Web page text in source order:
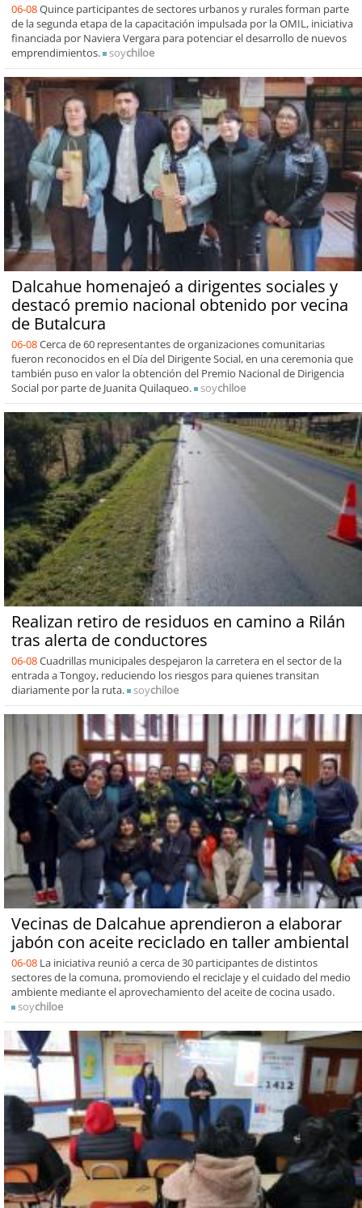
06-08Quince participantes de sectores urbanos y rurales forman parte
de la segunda etapa de la capacitación impulsada por la OMIL, iniciativa
financiada por Naviera Vergara para potenciar el desarrollo de nuevos
emprendimientos.
soychiloe
Dalcahue homenajeó a dirigentes sociales y
destacó premio nacional obtenido por vecina
de Butalcura
06-08Cerca de 60 representantes de organizaciones comunitarias
fueron reconocidos en el Día del Dirigente Social, en una ceremonia que
también puso en valor la obtención del Premio Nacional de Dirigencia
Social por parte de Juanita Quilaqueo.
soychiloe
Realizan retiro de residuos en camino a Rilán
tras alerta de conductores
06-08Cuadrillas municipales despejaron la carretera en el sector de la
entrada a Tongoy, reduciendo los riesgos para quienes transitan
diariamente por la ruta.
soychiloe
Vecinas de Dalcahue aprendieron a elaborar
jabón con aceite reciclado en taller ambiental
06-08 La iniciativa reunió a cerca de 30 participantes de distintos
sectores de la comuna, promoviendo el reciclaje y el cuidado del medio
ambiente mediante el aprovechamiento del aceite de cocina usado.
soychiloe